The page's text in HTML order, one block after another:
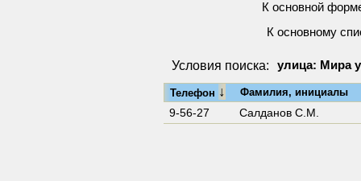
К основной
К основному
Условия поиска: улица: Мира
Телефон ↓ Фамилия, инициалы
9-56-27 Салданов С.М.